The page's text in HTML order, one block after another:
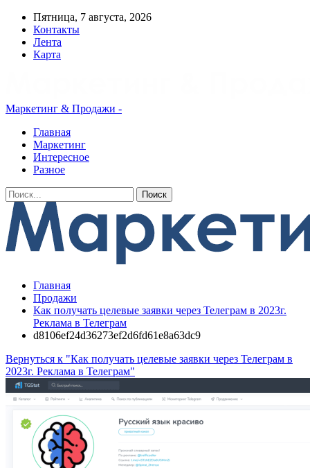
Пятница, 7 августа, 2026
Контакты
Лента
Карта
Маркетинг & Продажи -
Главная
Маркетинг
Интересное
Разное
Главная
Продажи
Как получать целевые заявки через Телеграм в 2023г.
Реклама в Телеграм
d8106ef24d36273ef2d6fd61e8a63dc9
Вернуться к "Как получать целевые заявки через Телеграм в
2023г. Реклама в Телеграм"